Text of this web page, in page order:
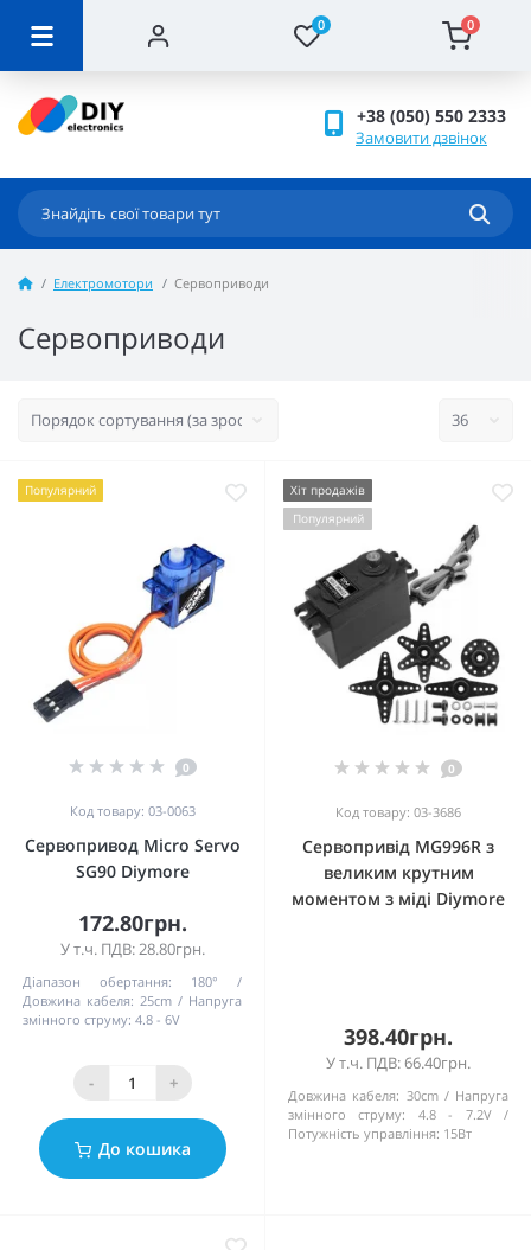
0 0
+38 (050) 550 2333
Замовити дзвінок
Електромотори Сервоприводи
Сервоприводи
Популярний
0
Код товару: 03-0063
Сервопривод Micro Servo
SG90 Diymore
172.80грн.
У т.ч. ПДВ: 28.80грн.
Діапазон обертання:
180°
Довжина кабеля: 25cm
Напруга
змінного струму: 4.8 - 6V
- +
До кошика
Хіт продажів
Популярний
0
Код товару: 03-3686
Сервопривід MG996R з
великим крутним
моментом з міді Diymore
398.40грн.
У т.ч. ПДВ: 66.40грн.
Довжина кабеля: 30cm
Напруга
змінного струму:
4.8 - 7.2V
Потужність управління: 15Вт